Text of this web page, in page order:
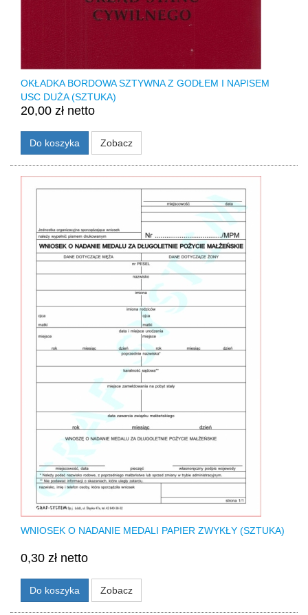
OKŁADKA BORDOWA SZTYWNA Z GODŁEM I NAPISEM
USC DUŻA (SZTUKA)
20,00 zł netto
Do koszyka Zobacz
WNIOSEK O NADANIE MEDALI PAPIER ZWYKŁY (SZTUKA)
0,30 zł netto
Do koszyka Zobacz